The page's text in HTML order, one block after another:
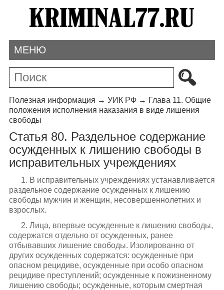
МЕНЮ
Полезная информация → УИК РФ→ Глава 11. Общие
положения исполнения наказания в виде лишения
свободы
Статья 80. Раздельное содержание
осужденных к лишению свободы в
исправительных учреждениях
1. В исправительных учреждениях устанавливается
раздельное содержание осужденных к лишению
свободы мужчин и женщин, несовершеннолетних и
взрослых.
2. Лица, впервые осужденные к лишению свободы,
содержатся отдельно от осужденных, ранее
отбывавших лишение свободы. Изолированно от
других осужденных содержатся: осужденные при
опасном рецидиве, осужденные при особо опасном
рецидиве преступлений; осужденные к пожизненному
лишению свободы; осужденные, которым смертная